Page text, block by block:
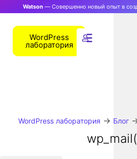
Watson— Совершенно новый опыт в
WordPress
лаборатория
WordPress лаборатория → Блог